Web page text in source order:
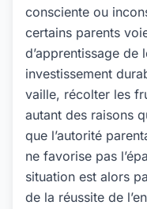
consciente ou
certains parents
d’apprentissage de
investissement
vaille, récolter les
autant des raisons
que l’autorité
ne favorise pas
situation est alors
de la réussite de